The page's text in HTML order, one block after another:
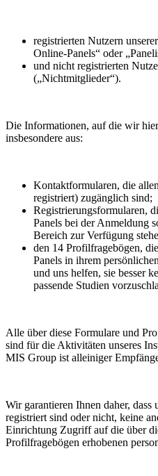
registrierten Nutzern
Online-Panels“ oder
und nicht registrierten
(„Nichtmitglieder“).
Die Informationen, auf die wir
insbesondere aus:
Kontaktformularen, die
registriert) zugänglich sind;
Registrierungsformularen,
Panels bei der Anmeldung
Bereich zur Verfügung
den 14 Profilfragebögen,
Panels in ihrem
und uns helfen, sie besser
passende Studien
Alle über diese Formulare und
sind für die Aktivitäten unseres
MIS Group ist alleiniger
Wir garantieren Ihnen daher, dass
registriert sind oder nicht, keine
Einrichtung Zugriff auf die über
Profilfragebögen erhobenen